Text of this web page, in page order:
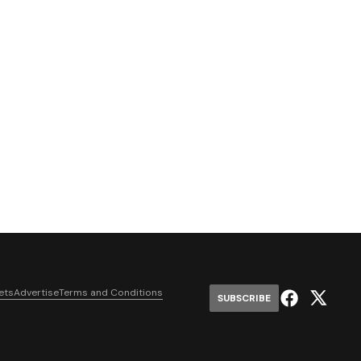
AdvertiseTerms and Conditions
SUBSCRIBE